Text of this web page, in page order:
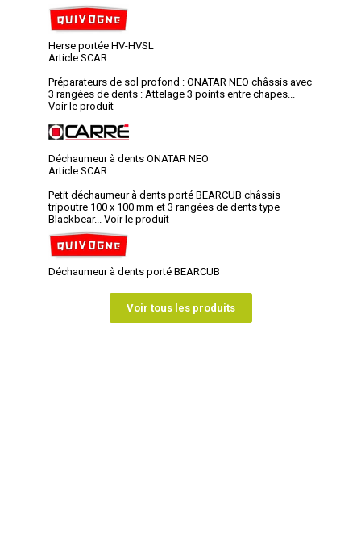
Herse portée HV-HVSL
Article SCAR
Préparateurs de sol profond : ONATAR NEO châssis avec
3 rangées de dents : Attelage 3 points entre chapes...
Voir le produit
Déchaumeur à dents ONATAR NEO
Article SCAR
Petit déchaumeur à dents porté BEARCUB châssis
tripoutre 100 x 100 mm et 3 rangées de dents type
Blackbear...
Voir le produit
Déchaumeur à dents porté BEARCUB
Voir tous les produits